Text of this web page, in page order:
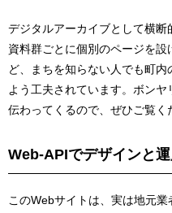
デジタルアーカイブとして横断
資料群ごとに個別のページを
ど、まちを知らない人でも町
よう工夫されています。ボン
伝わってくるので、ぜひご覧く
Web-APIでデザインと
このWebサイトは、実は地元